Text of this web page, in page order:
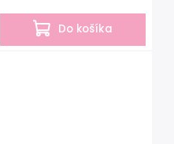
Do košíka
náušnice z kolekcie G.Westerleigh